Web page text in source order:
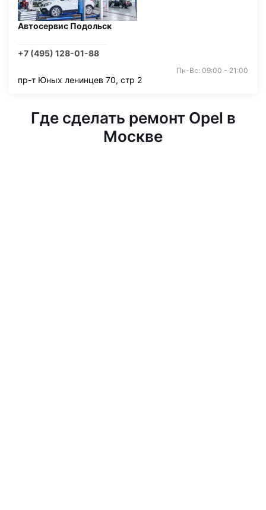
Автосервис Подольск
+7 (495) 128-01-88
Пн-Вс: 09:00 - 21:00
пр-т Юных ленинцев 70, стр 2
Где сделать ремонт Opel в
Москве